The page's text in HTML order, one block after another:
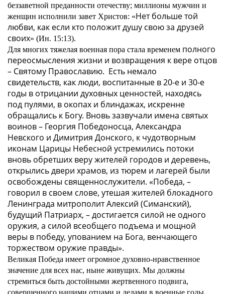
беззаветной преданности отечеству; миллионы мужчин и
женщин исполнили завет Христов: «Нет больше той
любви, как если кто положит душу свою за друзей
своих» (Ин. 15:13).
Для многих тяжелая военная пора стала временем полного
переосмысления жизни и возвращения к вере отцов
– Святому Православию. Есть немало
свидетельств, каклюди, воспитанные в20-е и 30-е
годы в отрицании духовных ценностей, находясь
под пулями, в окопах и блиндажах, искренне
обращались к Богу. Вновь зазвучали имена святых
воинов – Георгия Победоносца, Александра
Невского и Димитрия Донского, к чудотворным
иконам Царицы Небесной устремились потоки
вновь обретших веру жителей городов и деревень,
открылись двери храмов, из тюрем и лагерей были
освобождены священнослужители. «Победа, –
говорил в своем слове, утешая жителей блокадного
Ленинграда митрополит Алексий (Симанский),
будущий Патриарх, –достигается силой не одного
оружия, а силой всеобщего подъема и мощной
веры в победу, упованием на Бога, венчающего
торжеством оружие правды».
Великая Победа имеет огромное духовно-нравственное
значение для всех нас, ныне живущих. Мы должны
стремиться быть достойными жертвенного подвига,
совершенного нашими отцами и дедами в военные годы.